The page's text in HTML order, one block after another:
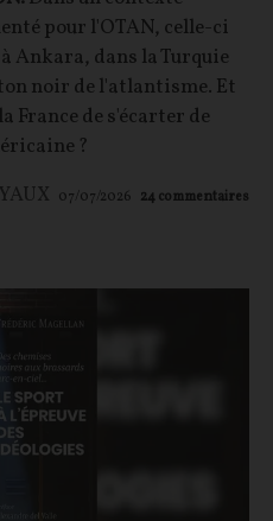
pour l'OTAN, celle-ci
Ankara, dans la Turquie
noir de l'atlantisme. Et
France de s'écarter de
?
07/07/2026 24commentaires